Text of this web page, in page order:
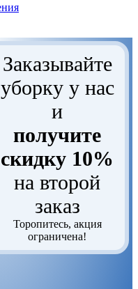
Заказывайте
уборку у нас
и
получите
скидку 10%
на второй
заказ
Торопитесь, акция
ограничена!